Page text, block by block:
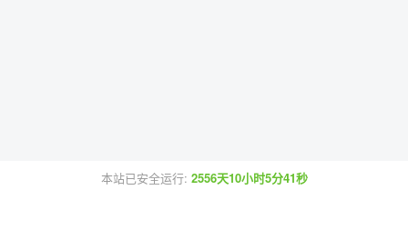
本站已安全运行: 2556天10小时5分41秒